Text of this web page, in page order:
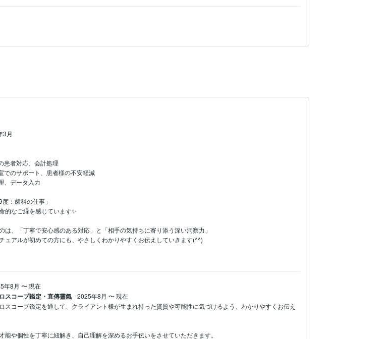
3月
患者対応、会計処理
でのサポート、患者様の不安軽減
、データ入力
：歯科の仕事」
的なご縁を感じています✨
、「丁寧で安心感のある対応」と「相手の気持ちに寄り添う深い洞察力」
ュアルが初めての方にも、やさしくわかりやすくお伝えしていきます(^^)
年8月 〜現在
スコープ鑑定・直傳靈氣 2025年8月 〜現在
スコープ鑑定を通して、クライアント様が生まれ持った資質や可能性に気づけるよう、わかりやすくお伝え
能や個性を丁寧に紐解き、自己理解を深めるお手伝いをさせていただきます。